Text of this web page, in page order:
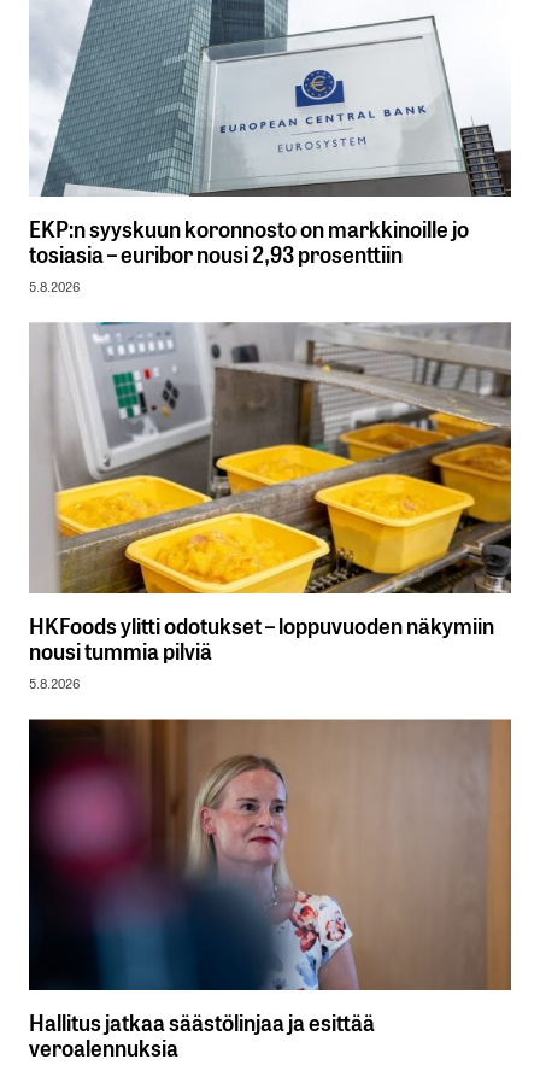
EKP:n syyskuun koronnosto on markkinoille jo
tosiasia – euribor nousi 2,93 prosenttiin
5.8.2026
HKFoods ylitti odotukset – loppuvuoden näkymiin
nousi tummia pilviä
5.8.2026
Hallitus jatkaa säästölinjaa ja esittää
veroalennuksia